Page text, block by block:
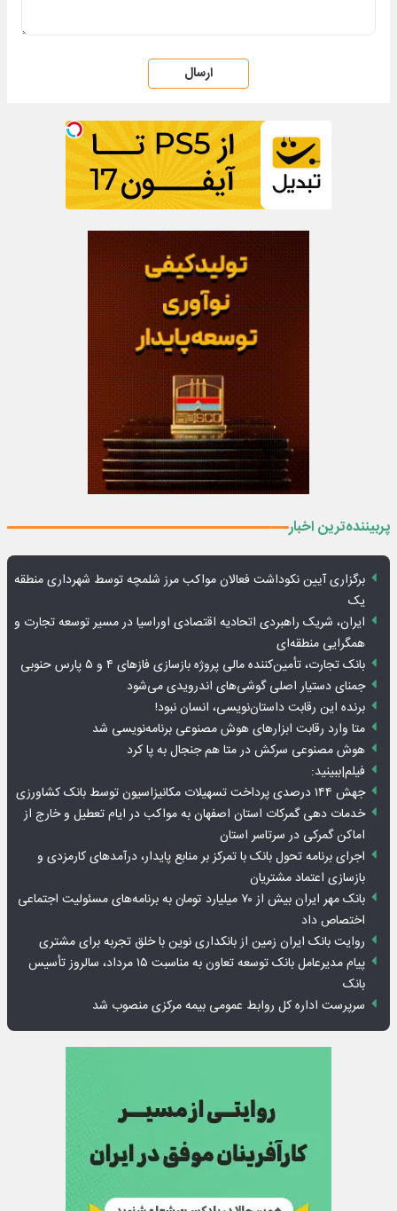
ارسال
پربیننده‌ترین اخبار
برگزاری آیین نکوداشت فعالان مواکب مرز شلمچه توسط شهرداری منطقه
یک
ایران، شریک راهبردی اتحادیه اقتصادی اوراسیا در مسیر توسعه تجارت و
همگرایی منطقه‌ای
بانک تجارت، تأمین‌کننده مالی پروژه بازسازی فازهای ۴ و ۵ پارس حنوبی
جمنای دستیار اصلی گوشی‌های اندرویدی می‌شود
برنده این رقابت داستان‌نویسی، انسان نبود!
متا وارد رقابت ابزارهای هوش مصنوعی برنامه‌نویسی شد
هوش مصنوعی سرکش در متا هم جنجال به پا کرد
فیلم|ببینید:
جهش ۱۴۴ درصدی پرداخت تسهیلات مکانیزاسیون توسط بانک کشاورزی
خدمات دهی گمرکات استان اصفهان به مواکب در ایام تعطیل و خارج از
اماکن گمرکی در سرتاسر استان
اجرای برنامه تحول بانک با تمرکز بر منابع پایدار، درآمدهای کارمزدی و
بازسازی اعتماد مشتریان
بانک مهر ایران بیش از ۷۰ میلیارد تومان به برنامه‌های مسئولیت اجتماعی
اختصاص داد
روایت بانک ایران زمین از بانکداری نوین با خلق تجربه برای مشتری
پیام مدیرعامل بانک توسعه تعاون به مناسبت ۱۵ مرداد، سالروز تأسیس
بانک
سرپرست اداره کل روابط عمومی بیمه مرکزی منصوب شد